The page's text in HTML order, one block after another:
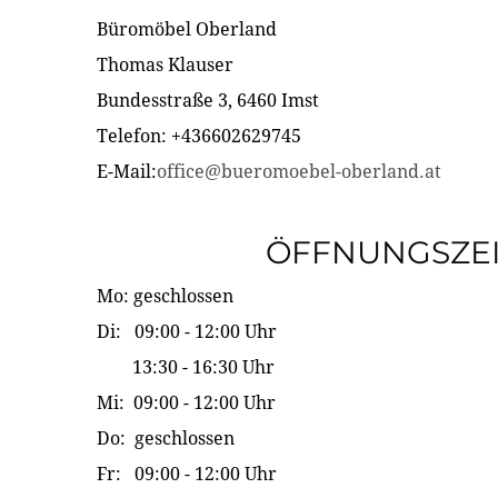
Büromöbel Oberland
Thomas Klauser
Bundesstraße 3, 6460 Imst
Telefon: +436602629745
E-Mail:office@bueromoebel-oberland.at
Mo: geschlossen
Di: 09:00 - 12:00 Uhr
13:30 - 16:30 Uhr
Mi: 09:00 - 12:00 Uhr
Do: geschlossen
Fr: 09:00 - 12:00 Uhr